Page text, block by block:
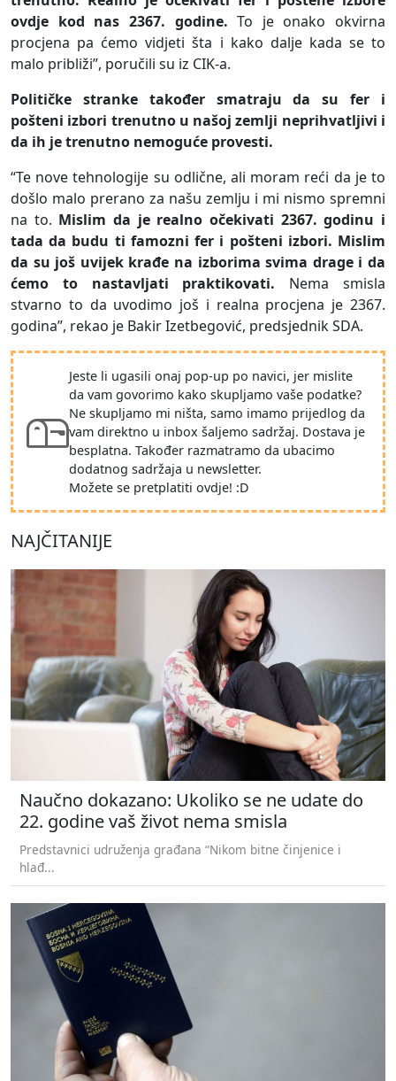
ovdje kod nas 2367. godine. To je onako okvirna
procjena pa ćemo vidjeti šta i kako dalje kada se to
malo približi”, poručili su iz CIK-a.
Političke stranke također smatraju da su fer i
pošteni izbori trenutno u našoj zemlji neprihvatljivi i
da ih je trenutno nemoguće provesti.
“Te nove tehnologije su odlične, ali moram reći da je to
došlo malo prerano za našu zemlju i mi nismo spremni
na to. Mislim da je realno očekivati 2367. godinu i
tada da budu ti famozni fer i pošteni izbori. Mislim
da su još uvijek krađe na izborima svima drage i da
ćemo to nastavljati praktikovati. Nema smisla
stvarno to da uvodimo još i realna procjena je 2367.
godina”, rekao je Bakir Izetbegović, predsjednik SDA.
Jeste li ugasili onaj pop-up po navici, jer mislite
da vam govorimo kako skupljamo vaše podatke?
Ne skupljamo mi ništa, samo imamo prijedlog da
vam direktno u inbox šaljemo sadržaj. Dostava je
besplatna. Također razmatramo da ubacimo
dodatnog sadržaja u newsletter.
Možete se pretplatiti ovdje! :D
NAJČITANIJE
Naučno dokazano: Ukoliko se ne udate do
22. godine vaš život nema smisla
Predstavnici udruženja građana “Nikom bitne činjenice i
hlađ...